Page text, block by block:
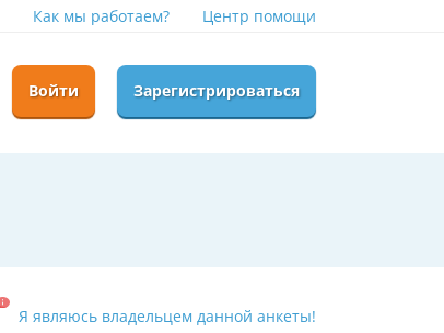
Как мы работаем? Центр помощи
Войти Зарегистрироваться
Я являюсь владельцем данной анкеты!